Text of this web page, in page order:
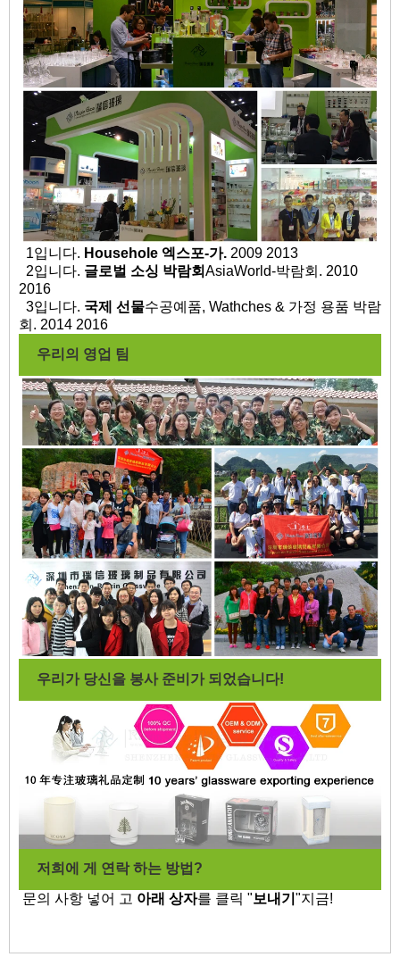
1입니다. Househole 엑스포-가. 2009 2013
2입니다. 글로벌 소싱 박람회AsiaWorld-박람회. 2010
2016
3입니다. 국제 선물수공예품, Wathches & 가정 용품 박람
회. 2014 2016
우리의 영업 팀
우리가 당신을 봉사 준비가 되었습니다!
저희에 게 연락 하는 방법?
문의 사항 넣어 고 아래 상자를 클릭 "보내기 "지금!